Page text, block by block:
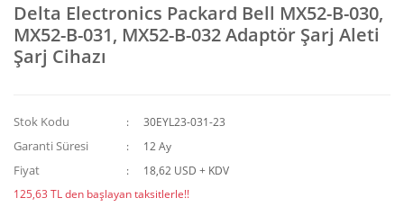
Delta Electronics Packard Bell MX52-B-030,
MX52-B-031, MX52-B-032 Adaptör Şarj Aleti
Şarj Cihazı
Stok Kodu 30EYL23-031-23
Garanti Süresi 12 Ay
Fiyat
18,62 USD + KDV
125,63 TL den başlayan taksitlerle!!